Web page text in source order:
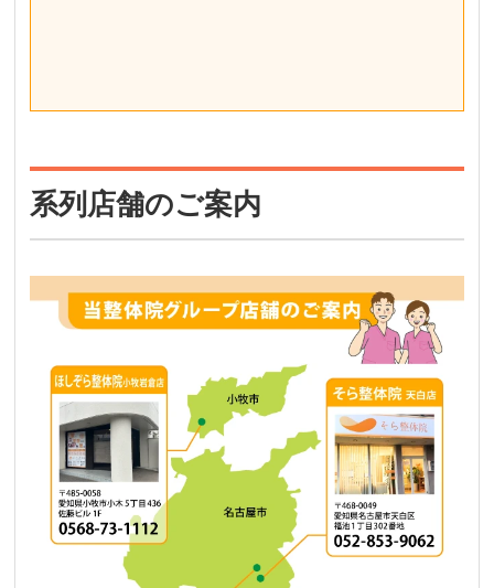
系列店舗のご案内